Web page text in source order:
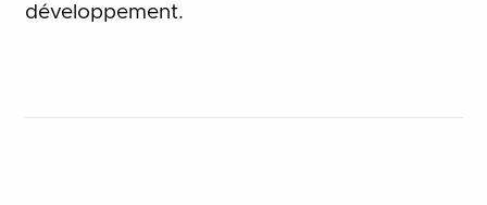
développement.